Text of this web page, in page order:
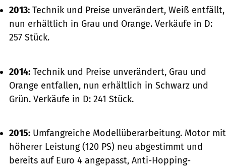
2013: Technik und Preise unverändert, Weiß entfällt,
nun erhältlich in Grau und Orange. Verkäufe in D:
257 Stück.
2014: Technik und Preise unverändert, Grau und
Orange entfallen, nun erhältlich in Schwarz und
Grün. Verkäufe in D: 241 Stück.
2015: Umfangreiche Modellüberarbeitung. Motor mit
höherer Leistung (120 PS) neu abgestimmt und
bereits auf Euro 4 angepasst, Anti-Hopping-